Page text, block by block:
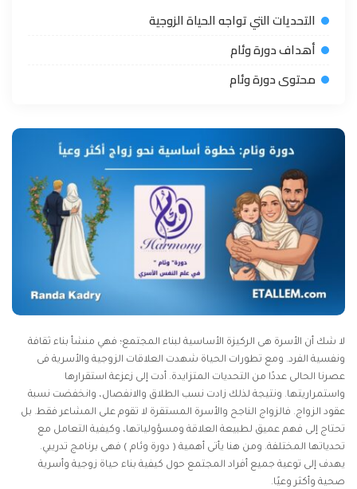
التحديات التي تواجه الحياة الزوجية
أهداف دورة وئام
محتوى دورة وئام
لا شك أن الأسرة هى الركيزة الأساسية لبناء المجتمع؛ فهي منشأ بناء ثقافة
ونفسية الفرد. ومع تطورات الحياة شهدت العلاقات الزوجية والأسرية فى
عصرنا الحالى عددًا من التحديات المتزايدة. أدت إلى زعزعة استقرارها
واستمراريتها. ونتيجة لذلك زادت نسب الطلاق والانفصال، وانخفضت نسبة
عقود الزواج. فالزواج الناجح والأسرة المستقرة لا تقوم على المشاعر فقط. بل
تحتاج إلى فهم عميق لطبيعة العلاقة ومسؤولياتها، وكيفية التعامل مع
تحدياتها المختلفة. ومن هنا يأتى أهمية ( دورة وئام ) فهى برنامج تدريبي.
يهدف إلى توعية جميع أفراد المجتمع حول كيفية بناء حياة زوجية وأسرية
صحية وأكثر وعيًا.